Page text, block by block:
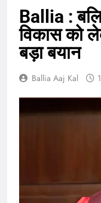
Ballia :
विकास को
बड़ा बयान
Ballia Aaj Kal